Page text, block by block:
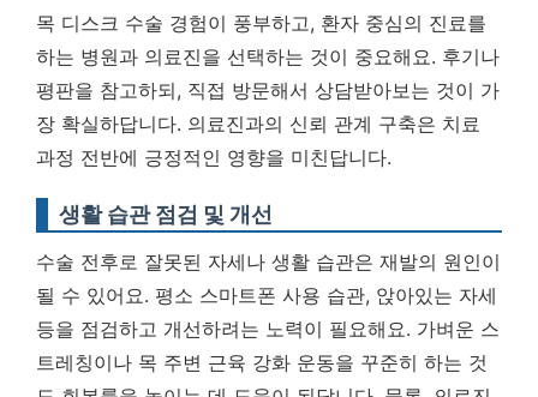
목 디스크 수술 경험이 풍부하고, 환자 중심의 진료를
하는 병원과 의료진을 선택하는 것이 중요해요. 후기나
평판을 참고하되, 직접 방문해서 상담받아보는 것이 가
장 확실하답니다. 의료진과의 신뢰 관계 구축은 치료
과정 전반에 긍정적인 영향을 미친답니다.
생활 습관 점검 및 개선
수술 전후로 잘못된 자세나 생활 습관은 재발의 원인이
될 수 있어요. 평소 스마트폰 사용 습관, 앉아있는 자세
등을 점검하고 개선하려는 노력이 필요해요. 가벼운 스
트레칭이나 목 주변 근육 강화 운동을 꾸준히 하는 것